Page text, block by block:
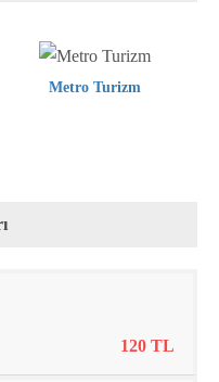
Metro Turizm
120 TL